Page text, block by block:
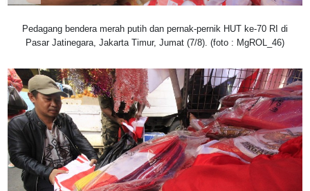
Pedagang bendera merah putih dan pernak-pernik HUT ke-70 RI di
Pasar Jatinegara, Jakarta Timur, Jumat (7/8). (foto : MgROL_46)